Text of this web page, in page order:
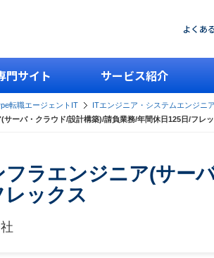
よくあ
門サイト サービス紹介
転職エージェントIT ITエンジニア・システムエンジニア
(サーバ・クラウド/設計構築)/請負業務/年間休日125日/フレ
フラエンジニア(サー
ックス